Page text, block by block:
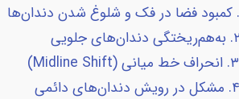
۳. انحراف خط میانی (Midline Shift)